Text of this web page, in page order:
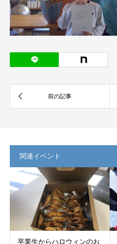
関連イベント
卒業生からハロウィンのお